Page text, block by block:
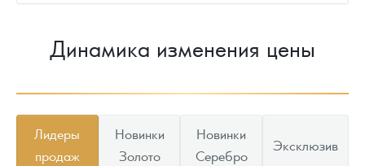
Динамика изменения цены
Лидеры
продаж
Новинки
Золото
Новинки
Серебро
Эксклюзив